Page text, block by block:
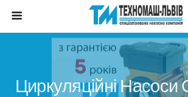
Циркуляційні Насоси